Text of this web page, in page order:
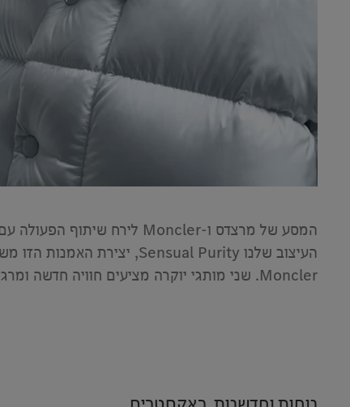
Moncler. שני מותגי יוקרה מציעים חוויה חדשה ומרגשת על ידי שילוב של עולמות הרכב והאופנה לכדי יחידה אחת", הסביר המעצב הראשי של מרצדס-בנץ גורדן ווגנר.